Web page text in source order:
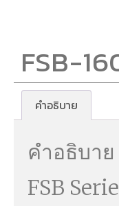
FSB-
คำอธิบาย
คำอธิบาย
FSB